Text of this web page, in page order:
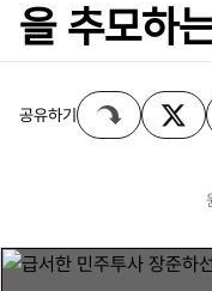
을 추모하
공유하기